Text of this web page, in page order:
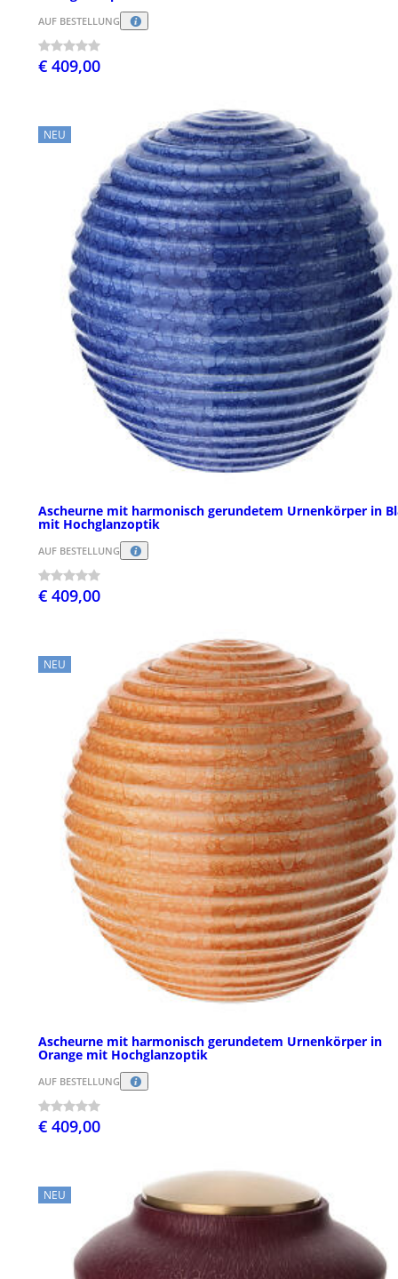
AUF BESTELLUNG
€ 409,00
NEU
Ascheurne mit harmonisch gerundetem Urnenkörper in
mit Hochglanzoptik
AUF BESTELLUNG
€ 409,00
NEU
Ascheurne mit harmonisch gerundetem Urnenkörper in
Orange mit Hochglanzoptik
AUF BESTELLUNG
€ 409,00
NEU